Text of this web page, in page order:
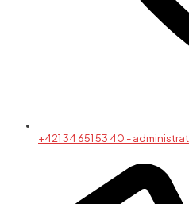
+421 34 651 53 40 -